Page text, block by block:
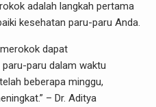
adalah langkah pertama
kesehatan paru-paru Anda.
dapat
paru dalam waktu
beberapa minggu,
– Dr. Aditya